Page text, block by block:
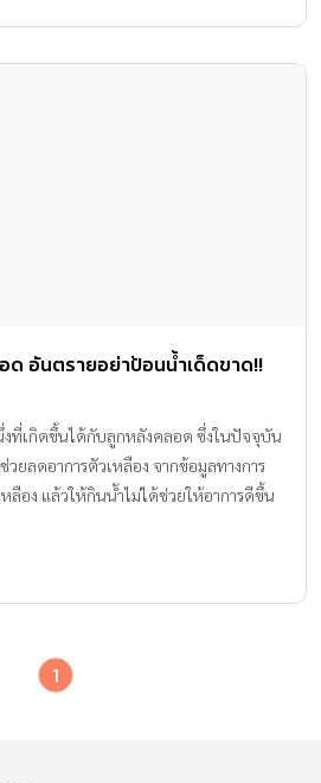
ด อันตรายอย่าป้อนน้ำเด็ดขาด!!
งที่เกิดขึ้นได้กับลูกหลังคลอด ซึ่งในปัจจุบัน
ยลดอาการตัวเหลือง จากข้อมูลทางการ
ลือง แล้วให้กินน้ำไม่ได้ช่วยให้อาการดีขึ้น
จจริงเรื่องลูกกินน้ำเพื่อช่วยให้หายตัว
1